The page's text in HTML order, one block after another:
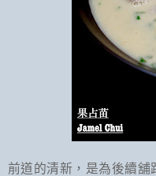
前道的清新，是為後續